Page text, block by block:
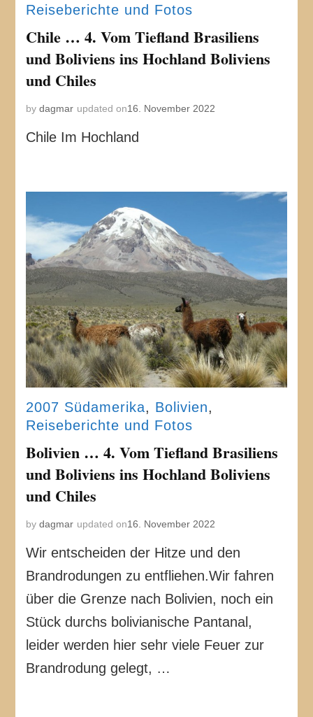
Reiseberichte und Fotos
Chile … 4. Vom Tiefland Brasiliens
und Boliviens ins Hochland Boliviens
und Chiles
bydagmar updated on16. November 2022
Chile Im Hochland
2007 Südamerika, Bolivien,
Reiseberichte und Fotos
Bolivien … 4. Vom Tiefland Brasiliens
und Boliviens ins Hochland Boliviens
und Chiles
bydagmar updated on16. November 2022
Wir entscheiden der Hitze und den
Brandrodungen zu entfliehen.Wir fahren
über die Grenze nach Bolivien, noch ein
Stück durchs bolivianische Pantanal,
leider werden hier sehr viele Feuer zur
Brandrodung gelegt, …